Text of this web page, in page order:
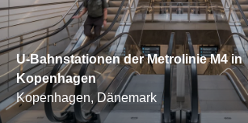
U-Bahnstationen der Metrolinie M4 in
Kopenhagen
Kopenhagen, Dänemark